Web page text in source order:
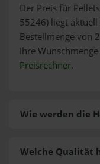
Der Preis für
55246) liegt aktuell
Bestellmenge von
Ihre
Preisrechner.
Wie werden die
Welche Qualität